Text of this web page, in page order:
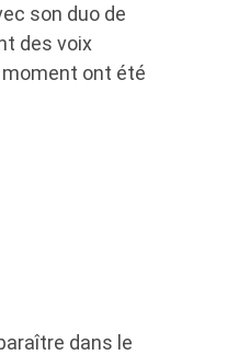
son duo de
des voix
moment ont été
dans le